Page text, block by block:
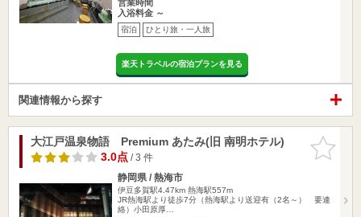
営業時間
入浴料金 ～
宿泊 ひとり旅・一人旅
楽天トラベルの宿泊プランを見る
関連情報から探す
お気に入
りに追加
大江戸温泉物語 Premium あたみ(旧 南明ホテル)
3.0点/ 3 件
静岡県 / 熱海市
伊豆多賀駅4.47km 熱海駅557m
JR熱海駅より徒歩7分（熱海駅より送迎有（2名～） 要連
絡）小田原厚…